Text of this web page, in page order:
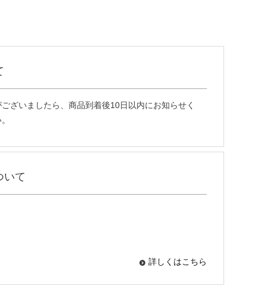
ざいましたら、商品到着後10日以内にお知らせく
いて
詳しくはこちら